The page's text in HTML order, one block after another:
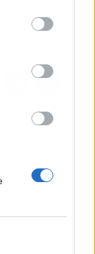
abre trueque con